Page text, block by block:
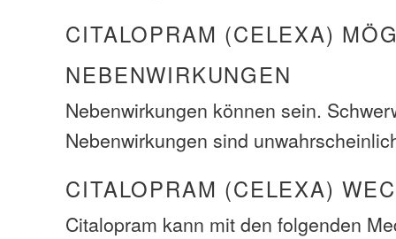
CITALOPRAM (CELEXA)
NEBENWIRKUNGEN
Nebenwirkungen können sein.
Nebenwirkungen sind
CITALOPRAM (CELEXA)
Citalopram kann mit den folgenden